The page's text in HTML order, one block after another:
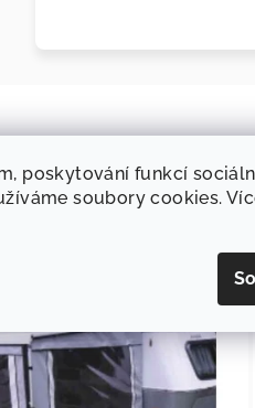
poskytování funkcí
soubory cookies.
produkty